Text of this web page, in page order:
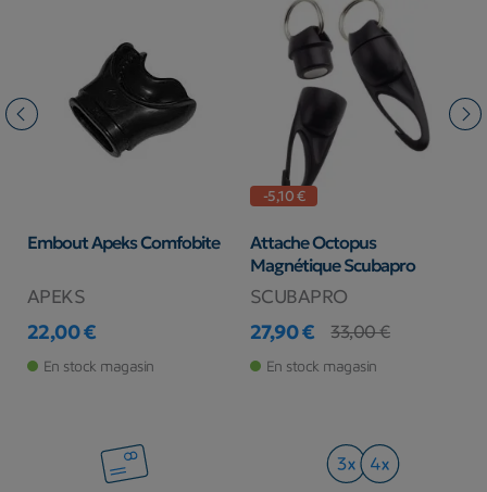
Embout Apeks Comfobite
APEKS
Prix
22,00 €
En stock magasin
-5,10 €
Attache Octopus
Magnétique Scubapro
SCUBAPRO
Prix
27,90 €
Prix de base
33,00 €
En stock magasin